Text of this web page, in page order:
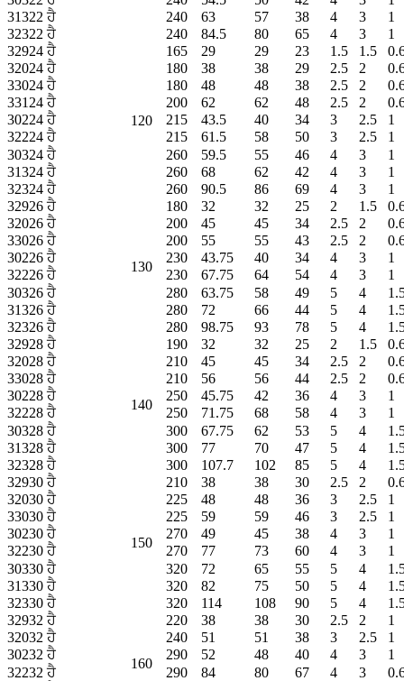
31322 ਹੈ
240 63 57 38 4 3
1
32322 ਹੈ
240 84.5 80 65 4 3
1
32924 ਹੈ
120
165 29 29 23 1.5 1.5
32024 ਹੈ
180 38 38 29 2.5 2
33024 ਹੈ
180 48 48 38 2.5 2
33124 ਹੈ
200 62 62 48 2.5 2
30224 ਹੈ
215 43.5 40 34 3 2.5
1
32224 ਹੈ
215 61.5 58 50 3 2.5
1
30324 ਹੈ
260 59.5 55 46 4 3
1
31324 ਹੈ
260 68 62 42 4 3
1
32324 ਹੈ
260 90.5 86 69 4 3
1
32926 ਹੈ
130
180 32 32 25 2 1.5
32026 ਹੈ
200 45 45 34 2.5 2
33026 ਹੈ
200 55 55 43 2.5 2
30226 ਹੈ
230 43.75 40 34 4 3
1
32226 ਹੈ
230 67.75 64 54 4 3
1
30326 ਹੈ
280 63.75 58 49 5 4
31326 ਹੈ
280 72 66 44 5 4
32326 ਹੈ
280 98.75 93 78 5 4
32928 ਹੈ
140
190 32 32 25 2 1.5
32028 ਹੈ
210 45 45 34 2.5 2
33028 ਹੈ
210 56 56 44 2.5 2
30228 ਹੈ
250 45.75 42 36 4 3
1
32228 ਹੈ
250 71.75 68 58 4 3
1
30328 ਹੈ
300 67.75 62 53 5 4
31328 ਹੈ
300 77 70 47 5 4
32328 ਹੈ
300 107.7 102 85 5 4
32930 ਹੈ
150
210 38 38 30 2.5 2
32030 ਹੈ
225 48 48 36 3 2.5
1
33030 ਹੈ
225 59 59 46 3 2.5
1
30230 ਹੈ
270 49 45 38 4 3
1
32230 ਹੈ
270 77 73 60 4 3
1
30330 ਹੈ
320 72 65 55 5 4
31330 ਹੈ
320 82 75 50 5 4
32330 ਹੈ
320 114 108 90 5 4
32932 ਹੈ
160
220 38 38 30 2.5 2
1
32032 ਹੈ
240 51 51 38 3 2.5
1
30232 ਹੈ
290 52 48 40 4 3
1
32232 ਹੈ
290 84 80 67 4 3